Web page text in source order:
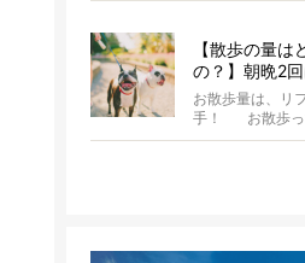
【散歩の量
の？】朝晩2
は運動量より
お散歩にまつ
お散歩量は、リ
手！ お散歩っ
たらいいのか迷